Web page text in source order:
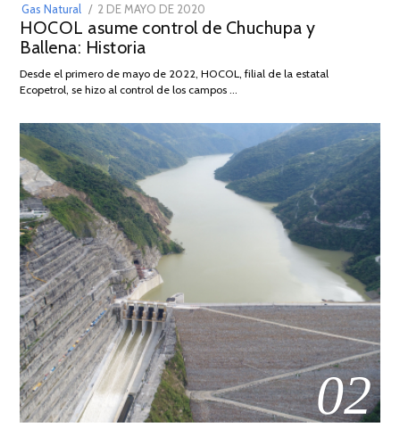
Gas Natural
POSTED
ON
2 DE MAYO DE 2020
DE
2026
HOCOL asume control de Chuchupa y
Ballena: Historia
Desde el primero de mayo de 2022, HOCOL, filial de la estatal
Ecopetrol, se hizo al control de los campos …
02